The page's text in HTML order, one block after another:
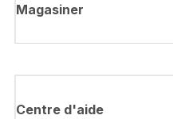
Magasiner
Centre d'aide